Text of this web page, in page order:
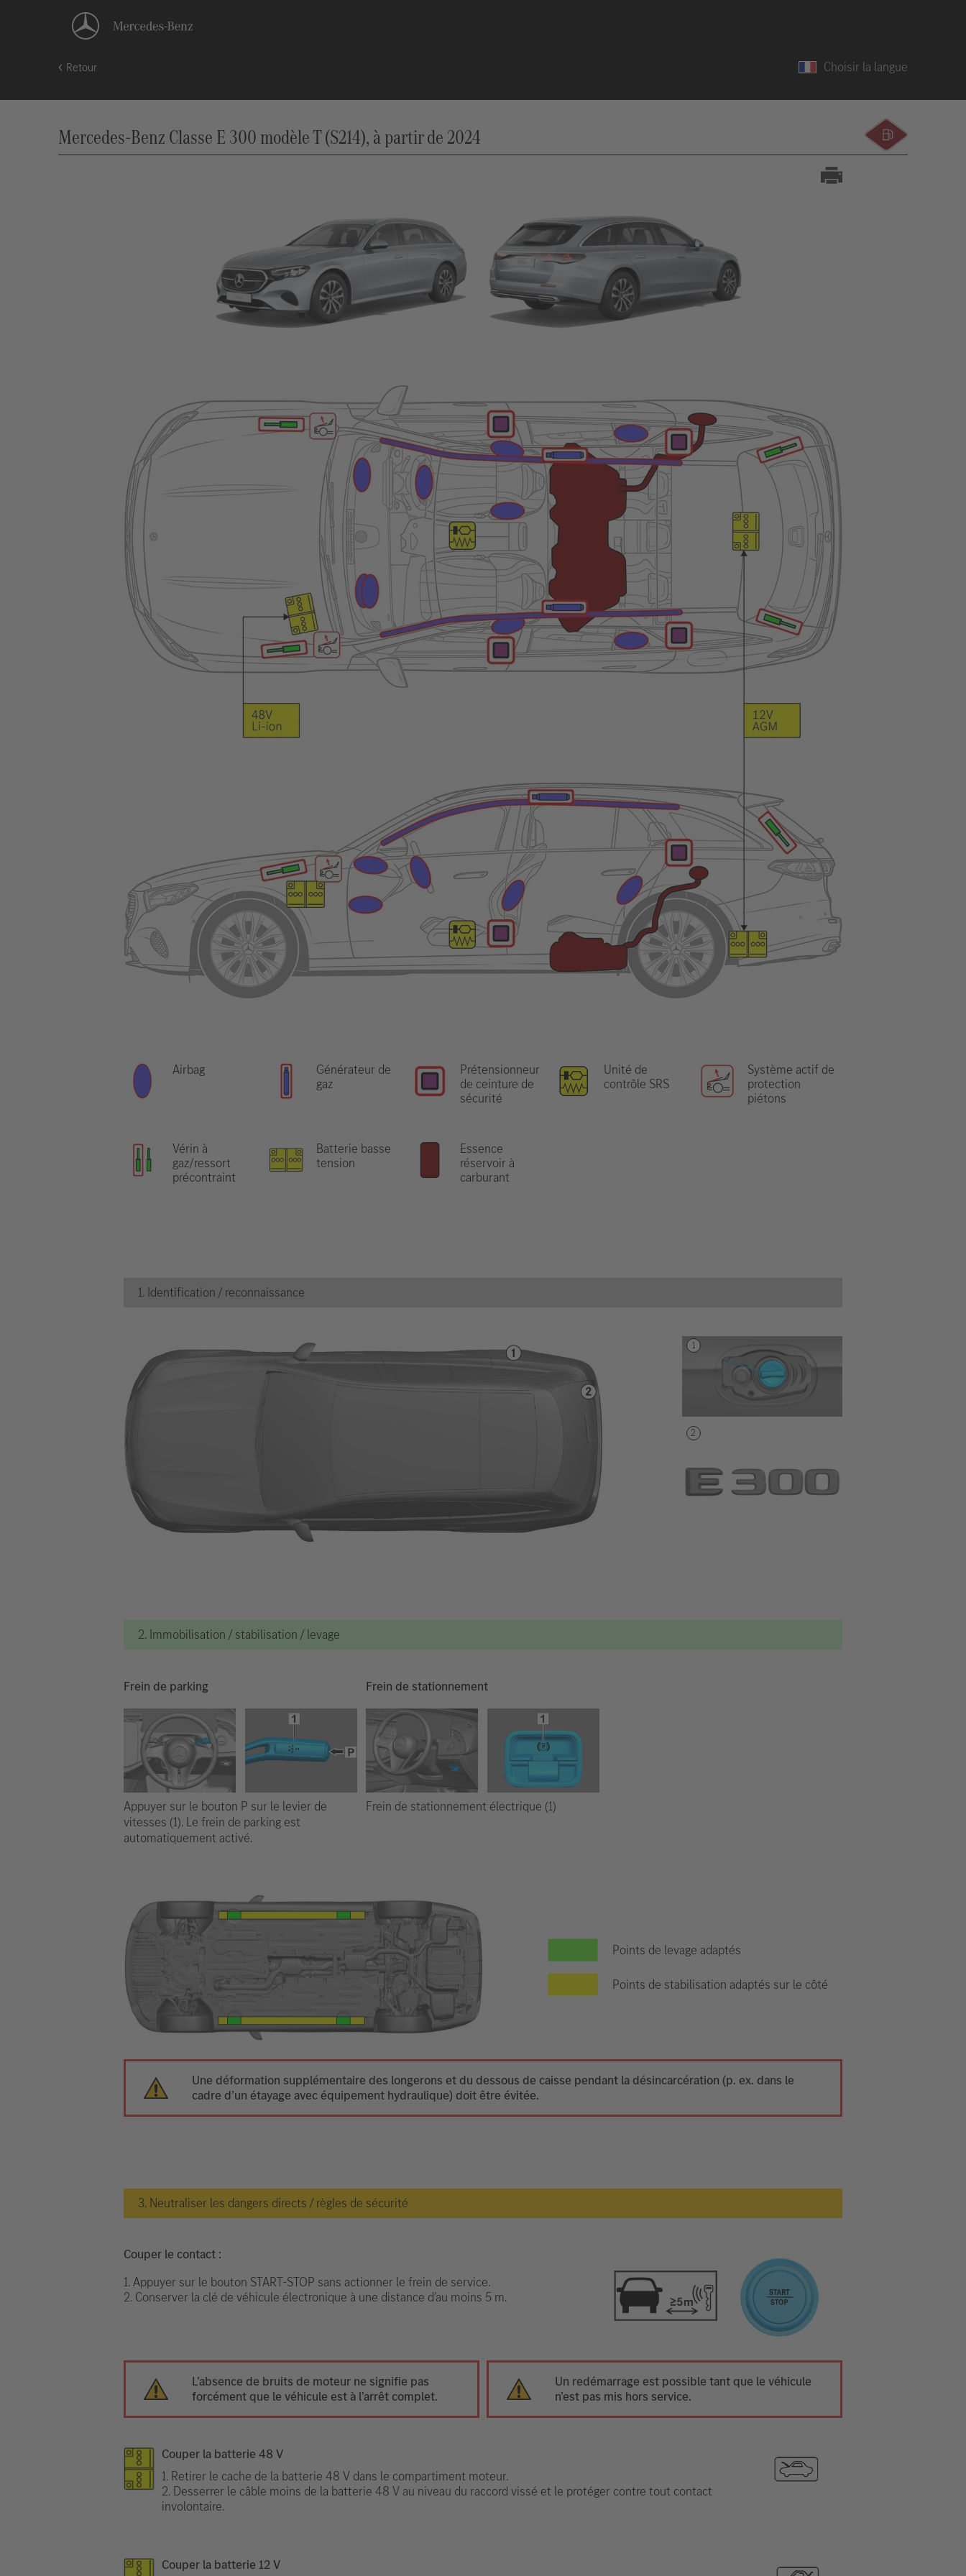
Retour Choisir la langue
Mercedes-Benz Classe E 300 modèle T (S214), à partir de 2024
Airbag
Générateur de
gaz
Prétensionneur
de ceinture de
sécurité
Unité de
contrôle SRS
Système actif de
protection
piétons
Vérin à
gaz/ressort
précontraint
Batterie basse
tension
Essence
réservoir à
carburant
1. Identification / reconnaissance
2. Immobilisation / stabilisation / levage
Frein de parking
Appuyer sur le bouton P sur le levier de
vitesses (1). Le frein de parking est
automatiquement activé.
Frein de stationnement
Frein de stationnement électrique (1)
Points de levage adaptés
Points de stabilisation adaptés sur le côté
Une déformation supplémentaire des longerons et du dessous de caisse pendant la désincarcération (p. ex. dans le
cadre d’un étayage avec équipement hydraulique) doit être évitée.
3. Neutraliser les dangers directs / règles de sécurité
Couper le contact :
1. Appuyer sur le bouton START-STOP sans actionner le frein de service.
2. Conserver la clé de véhicule électronique à une distance d’au moins 5 m.
L’absence de bruits de moteur ne signifie pas
forcément que le véhicule est à l’arrêt complet.
Un redémarrage est possible tant que le véhicule
n’est pas mis hors service.
Couper la batterie 48 V
1. Retirer le cache de la batterie 48 V dans le compartiment moteur.
2. Desserrer le câble moins de la batterie 48 V au niveau du raccord vissé et le protéger contre tout contact
involontaire.
Couper la batterie 12 V